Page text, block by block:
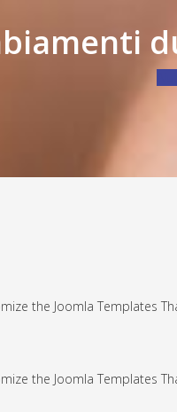
the Joomla Templates
the Joomla Templates